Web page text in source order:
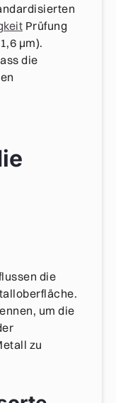
Prüfung
μm).
die
die
um die
zu